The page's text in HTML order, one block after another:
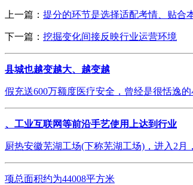
上一篇： 提分的环节是选择适配考情、贴合
下一篇： 挖掘变化间接反映行业运营环境
县城也越变越大、越变越
假充送600万额度医疗安全，曾经是很恬逸
、工业互联网等前沿手艺使用上达到行业
厨热安徽芜湖工场(下称芜湖工场)，进入2月
项总面积约为44008平方米